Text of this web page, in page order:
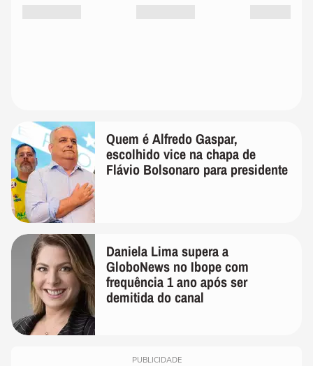
Quem é Alfredo Gaspar,
escolhido vice na chapa de
Flávio Bolsonaro para presidente
Daniela Lima supera a
GloboNews no Ibope com
frequência 1 ano após ser
demitida do canal
PUBLICIDADE